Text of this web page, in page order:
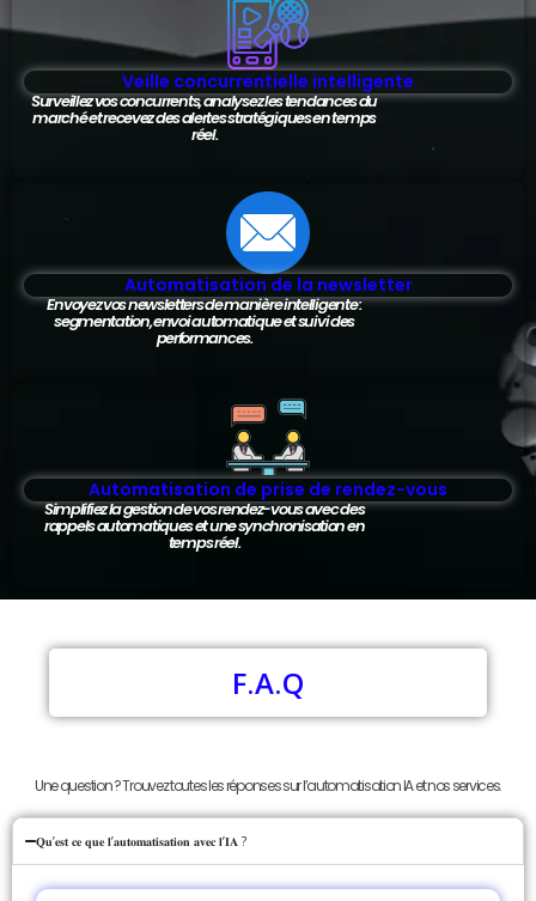
Veille concurrentielle intelligente
Surveillez vos concurrents, analysez les tendances du
marché et recevez des alertes stratégiques en temps
réel.
Automatisation de la newsletter
Envoyez vos newsletters de manière intelligente :
segmentation, envoi automatique et suivi des
performances.
Automatisation de prise de rendez-vous
Simplifiez la gestion de vos rendez-vous avec des
rappels automatiques et une synchronisation en
temps réel.
F.A.Q
Une question ? Trouvez toutes les réponses sur l’automatisation IA et nos services.
𝐐𝐮’𝐞𝐬𝐭 𝐜𝐞 𝐪𝐮𝐞 𝐥’𝐚𝐮𝐭𝐨𝐦𝐚𝐭𝐢𝐬𝐚𝐭𝐢𝐨𝐧 𝐚𝐯𝐞𝐜 𝐥’𝐈𝐀 ?